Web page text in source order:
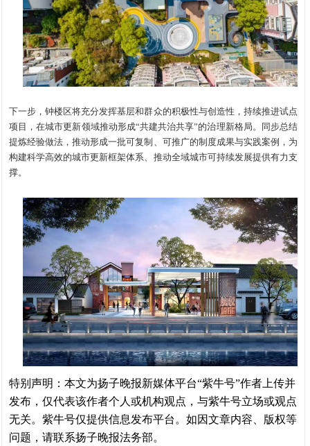
下一步，钟楼区将充分发挥基层和群众的积极性与创造性，持续推进试点
项目，在城市更新领域推动形成“共建共治共享”的治理新格局。同步总结
提炼经验做法，推动形成一批可复制、可推广的制度成果与实践案例，为
构建科学高效的城市更新框架体系、推动全域城市可持续发展提供有力支
撑。
特别声明：本文为扬子晚报新媒体平台“紫牛号”作者上传并
发布，仅代表该作者个人或机构观点，与紫牛号立场或观点
无关。紫牛号仅提供信息发布平台。如因文章内容、版权等
问题，请联系扬子晚报法务部。